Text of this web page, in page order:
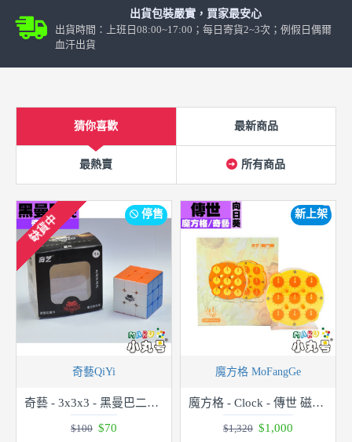
出貨包裝嚴實，買家最安心
出貨時間：上班日08:00~17:00；每日寄貨2~3次；例假日偶爾
血汗出貨
猜你喜歡 最新商品
最熱賣 所有商品
停售
缺貨中
奇藝QiYi
奇藝 - 3x3x3 - 黑曼巴二代 - 42mm
$70
$100
新上架
魔方格 MoFangGe
魔方格 - Clock - 傳世 磁力魔錶 向日葵
$1,000
$1,320